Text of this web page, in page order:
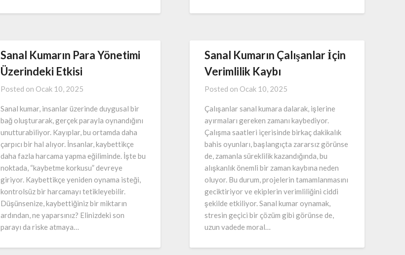
Sanal Kumarın Para Yönetimi
Üzerindeki Etkisi
Posted on Ocak 10, 2025
Sanal kumar, insanlar üzerinde duygusal bir
bağ oluşturarak, gerçek parayla oynandığını
unutturabiliyor. Kayıplar, bu ortamda daha
çarpıcı bir hal alıyor. İnsanlar, kaybettikçe
daha fazla harcama yapma eğiliminde. İşte bu
noktada, “kaybetme korkusu” devreye
giriyor. Kaybettikçe yeniden oynama isteği,
kontrolsüz bir harcamayı tetikleyebilir.
Düşünsenize, kaybettiğiniz bir miktarın
ardından, ne yaparsınız? Elinizdeki son
parayı da riske atmaya…
Sanal Kumarın Çalışanlar İçin
Verimlilik Kaybı
Posted on Ocak 10, 2025
Çalışanlar sanal kumara dalarak, işlerine
ayırmaları gereken zamanı kaybediyor.
Çalışma saatleri içerisinde birkaç dakikalık
bahis oyunları, başlangıçta zararsız görünse
de, zamanla süreklilik kazandığında, bu
alışkanlık önemli bir zaman kaybına neden
oluyor. Bu durum, projelerin tamamlanmasını
geciktiriyor ve ekiplerin verimliliğini ciddi
şekilde etkiliyor. Sanal kumar oynamak,
stresin geçici bir çözüm gibi görünse de,
uzun vadede moral…